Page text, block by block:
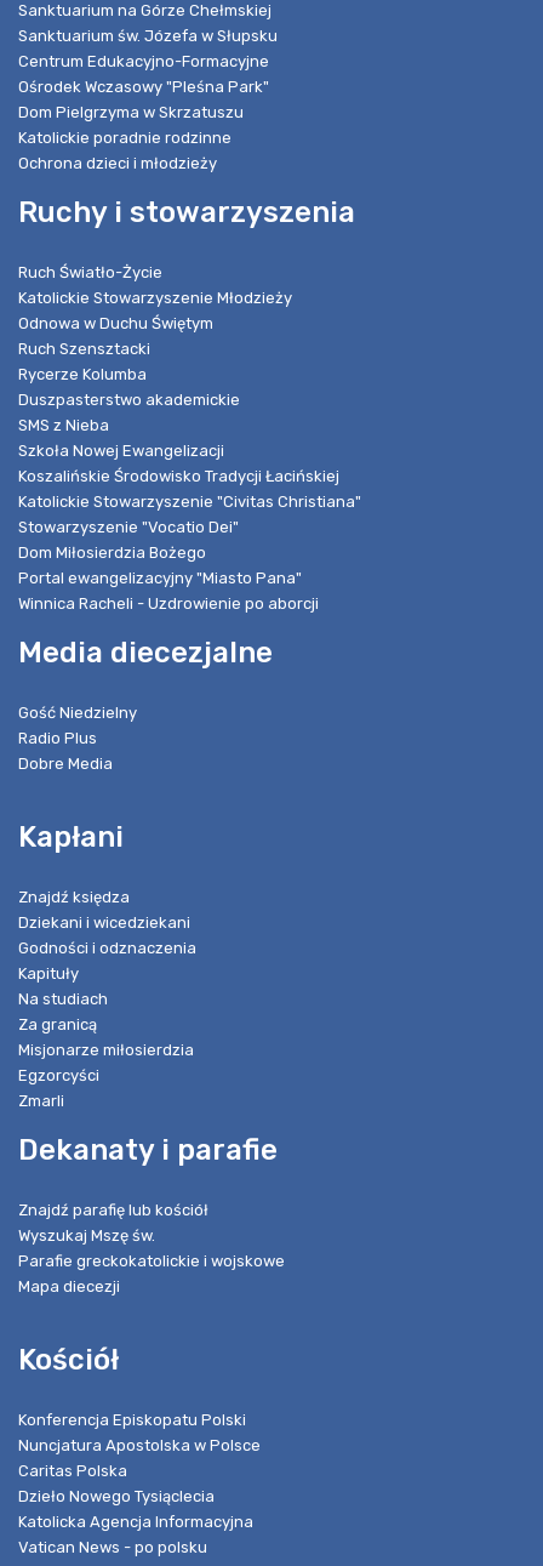
Sanktuarium na Górze Chełmskiej
Sanktuarium św. Józefa w Słupsku
Centrum Edukacyjno-Formacyjne
Ośrodek Wczasowy "Pleśna Park"
Dom Pielgrzyma w Skrzatuszu
Katolickie poradnie rodzinne
Ochrona dzieci i młodzieży
Ruchy i stowarzyszenia
Ruch Światło-Życie
Katolickie Stowarzyszenie Młodzieży
Odnowa w Duchu Świętym
Ruch Szensztacki
Rycerze Kolumba
Duszpasterstwo akademickie
SMS z Nieba
Szkoła Nowej Ewangelizacji
Koszalińskie Środowisko Tradycji Łacińskiej
Katolickie Stowarzyszenie "Civitas Christiana"
Stowarzyszenie "Vocatio Dei"
Dom Miłosierdzia Bożego
Portal ewangelizacyjny "Miasto Pana"
Winnica Racheli - Uzdrowienie po aborcji
Media diecezjalne
Gość Niedzielny
Radio Plus
Dobre Media
Kapłani
Znajdź księdza
Dziekani i wicedziekani
Godności i odznaczenia
Kapituły
Na studiach
Za granicą
Misjonarze miłosierdzia
Egzorcyści
Zmarli
Dekanaty i parafie
Znajdź parafię lub kościół
Wyszukaj Mszę św.
Parafie greckokatolickie i wojskowe
Mapa diecezji
Kościół
Konferencja Episkopatu Polski
Nuncjatura Apostolska w Polsce
Caritas Polska
Dzieło Nowego Tysiąclecia
Katolicka Agencja Informacyjna
Vatican News - po polsku